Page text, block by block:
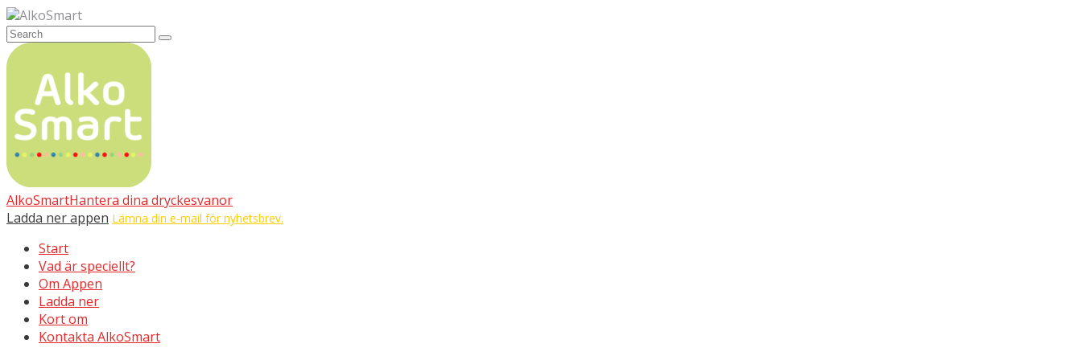
AlkoSmart
AlkoSmartHantera dina dryckesvanor
Ladda ner appen Lämna din e-mail för nyhetsbrev.
Start
Vad är speciellt?
Om Appen
Ladda ner
Kort om
Kontakta AlkoSmart